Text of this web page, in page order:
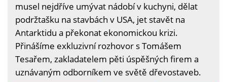
musel nejdříve umývat nádobí v kuchyni, dělat
podržtašku na stavbách v USA, jet stavět na
Antarktidu a překonat ekonomickou krizi.
Přinášíme exkluzivní rozhovor s Tomášem
Tesařem, zakladatelem pěti úspěšných firem a
uznávaným odborníkem ve světě dřevostaveb.